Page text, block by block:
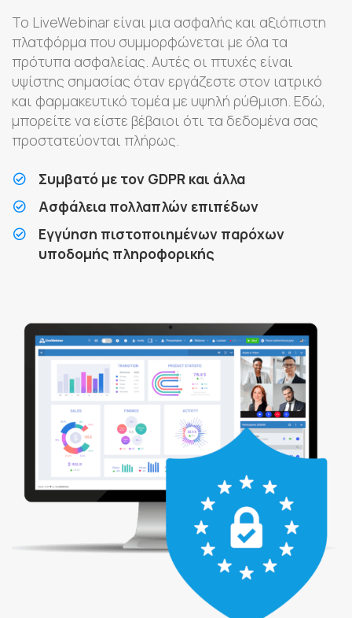
Το LiveWebinar είναι μια ασφαλής και αξιόπιστη
πλατφόρμα που συμμορφώνεται με όλα τα
πρότυπα ασφαλείας. Αυτές οι πτυχές είναι
υψίστης σημασίας όταν εργάζεστε στον ιατρικό
και φαρμακευτικό τομέα με υψηλή ρύθμιση. Εδώ,
μπορείτε να είστε βέβαιοι ότι τα δεδομένα σας
προστατεύονται πλήρως.
Συμβατό με τον GDPR και άλλα
Ασφάλεια πολλαπλών επιπέδων
Εγγύηση πιστοποιημένων παρόχων
υποδομής πληροφορικής